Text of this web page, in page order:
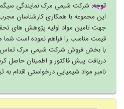
توجه: شرکت شیمی مرک نمایندگی
این مجموعه با همکاری کارشناسان
جهت تامین مواد اولیه پژوهش های
قیمت مناسب را فراهم نموده است شما
با بخش فروش شرکت شیمی مرک تماس
نامبر مواد شیمیایی درخواستی اقدام